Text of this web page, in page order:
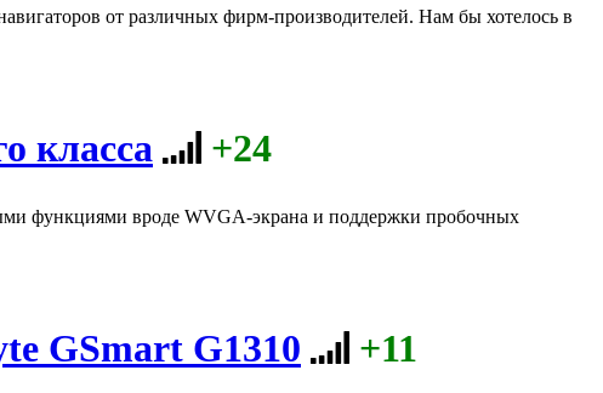
от различных фирм-производителей. Нам бы хотелось в
класса +24
функциями вроде WVGA-экрана и поддержки пробочных
GSmart G1310 +11